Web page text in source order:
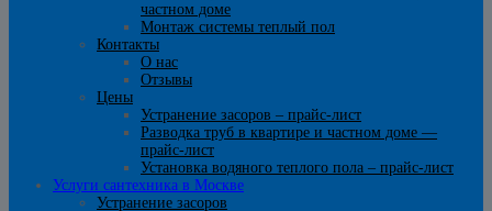
частном доме
Монтаж системы теплый пол
Контакты
О нас
Отзывы
Цены
Устранение засоров – прайс-лист
Разводка труб в квартире и частном доме —
прайс-лист
Установка водяного теплого пола – прайс-лист
Услуги сантехника в Москве
Устранение засоров